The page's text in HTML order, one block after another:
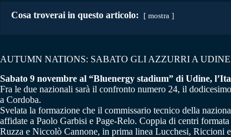
Cosa troverai in questo articolo: mostra
AUTUMN NATIONS: SABATO GLI AZZURRI A
Sabato 9 novembre al “Bluenergy stadium” di Udine,
Fra le due nazionali sarà il confronto numero 24, il
a Cordoba.
Svelata la formazione che il commissario tecnico della
affidate a Paolo Garbisi e Page-Relo. Coppia di centri
Ruzza e Niccolò Cannone, in prima linea Lucchesi, Riccioni